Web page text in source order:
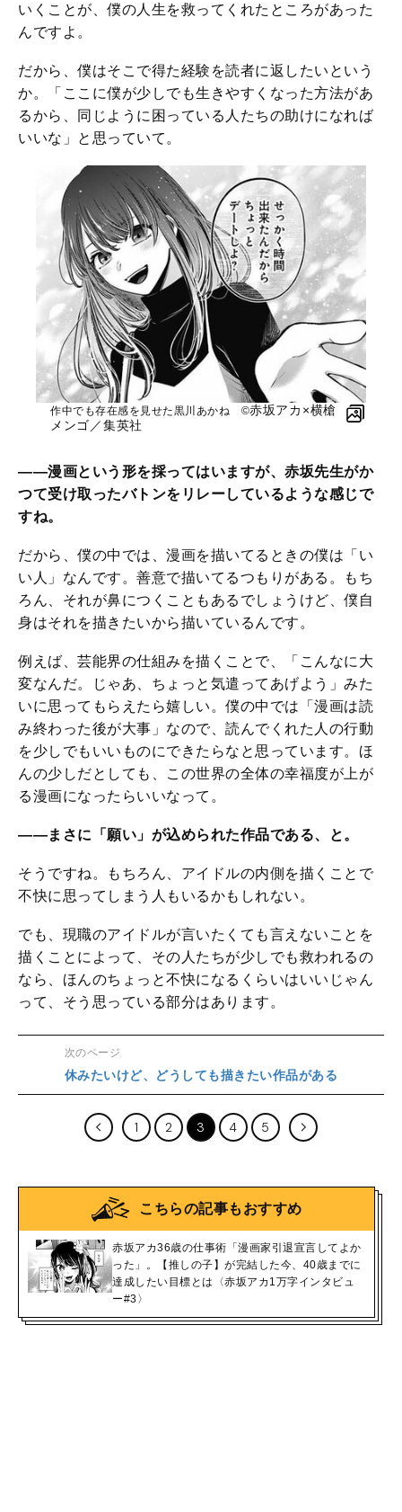
いくことが、僕の人生を救ってくれたところがあった
んですよ。
だから、僕はそこで得た経験を読者に返したいという
か。「ここに僕が少しでも生きやすくなった方法があ
るから、同じように困っている人たちの助けになれば
いいな」と思っていて。
作中でも存在感を見せた黒川あかね ©︎赤坂アカ×横槍
メンゴ／集英社
――漫画という形を採ってはいますが、赤坂先生がか
つて受け取ったバトンをリレーしているような感じで
すね。
だから、僕の中では、漫画を描いてるときの僕は「い
い人」なんです。善意で描いてるつもりがある。もち
ろん、それが鼻につくこともあるでしょうけど、僕自
身はそれを描きたいから描いているんです。
例えば、芸能界の仕組みを描くことで、「こんなに大
変なんだ。じゃあ、ちょっと気遣ってあげよう」みた
いに思ってもらえたら嬉しい。僕の中では「漫画は読
み終わった後が大事」なので、読んでくれた人の行動
を少しでもいいものにできたらなと思っています。ほ
んの少しだとしても、この世界の全体の幸福度が上が
る漫画になったらいいなって。
――まさに「願い」が込められた作品である、と。
そうですね。もちろん、アイドルの内側を描くことで
不快に思ってしまう人もいるかもしれない。
でも、現職のアイドルが言いたくても言えないことを
描くことによって、その人たちが少しでも救われるの
なら、ほんのちょっと不快になるくらいはいいじゃん
って、そう思っている部分はあります。
次のページ
休みたいけど、どうしても描きたい作品がある
1 2 3 4 5
こちらの記事もおすすめ
赤坂アカ36歳の仕事術「漫画家引退宣言してよか
った」。【推しの子】が完結した今、40歳までに
達成したい目標とは〈赤坂アカ1万字インタビュ
ー#3〉